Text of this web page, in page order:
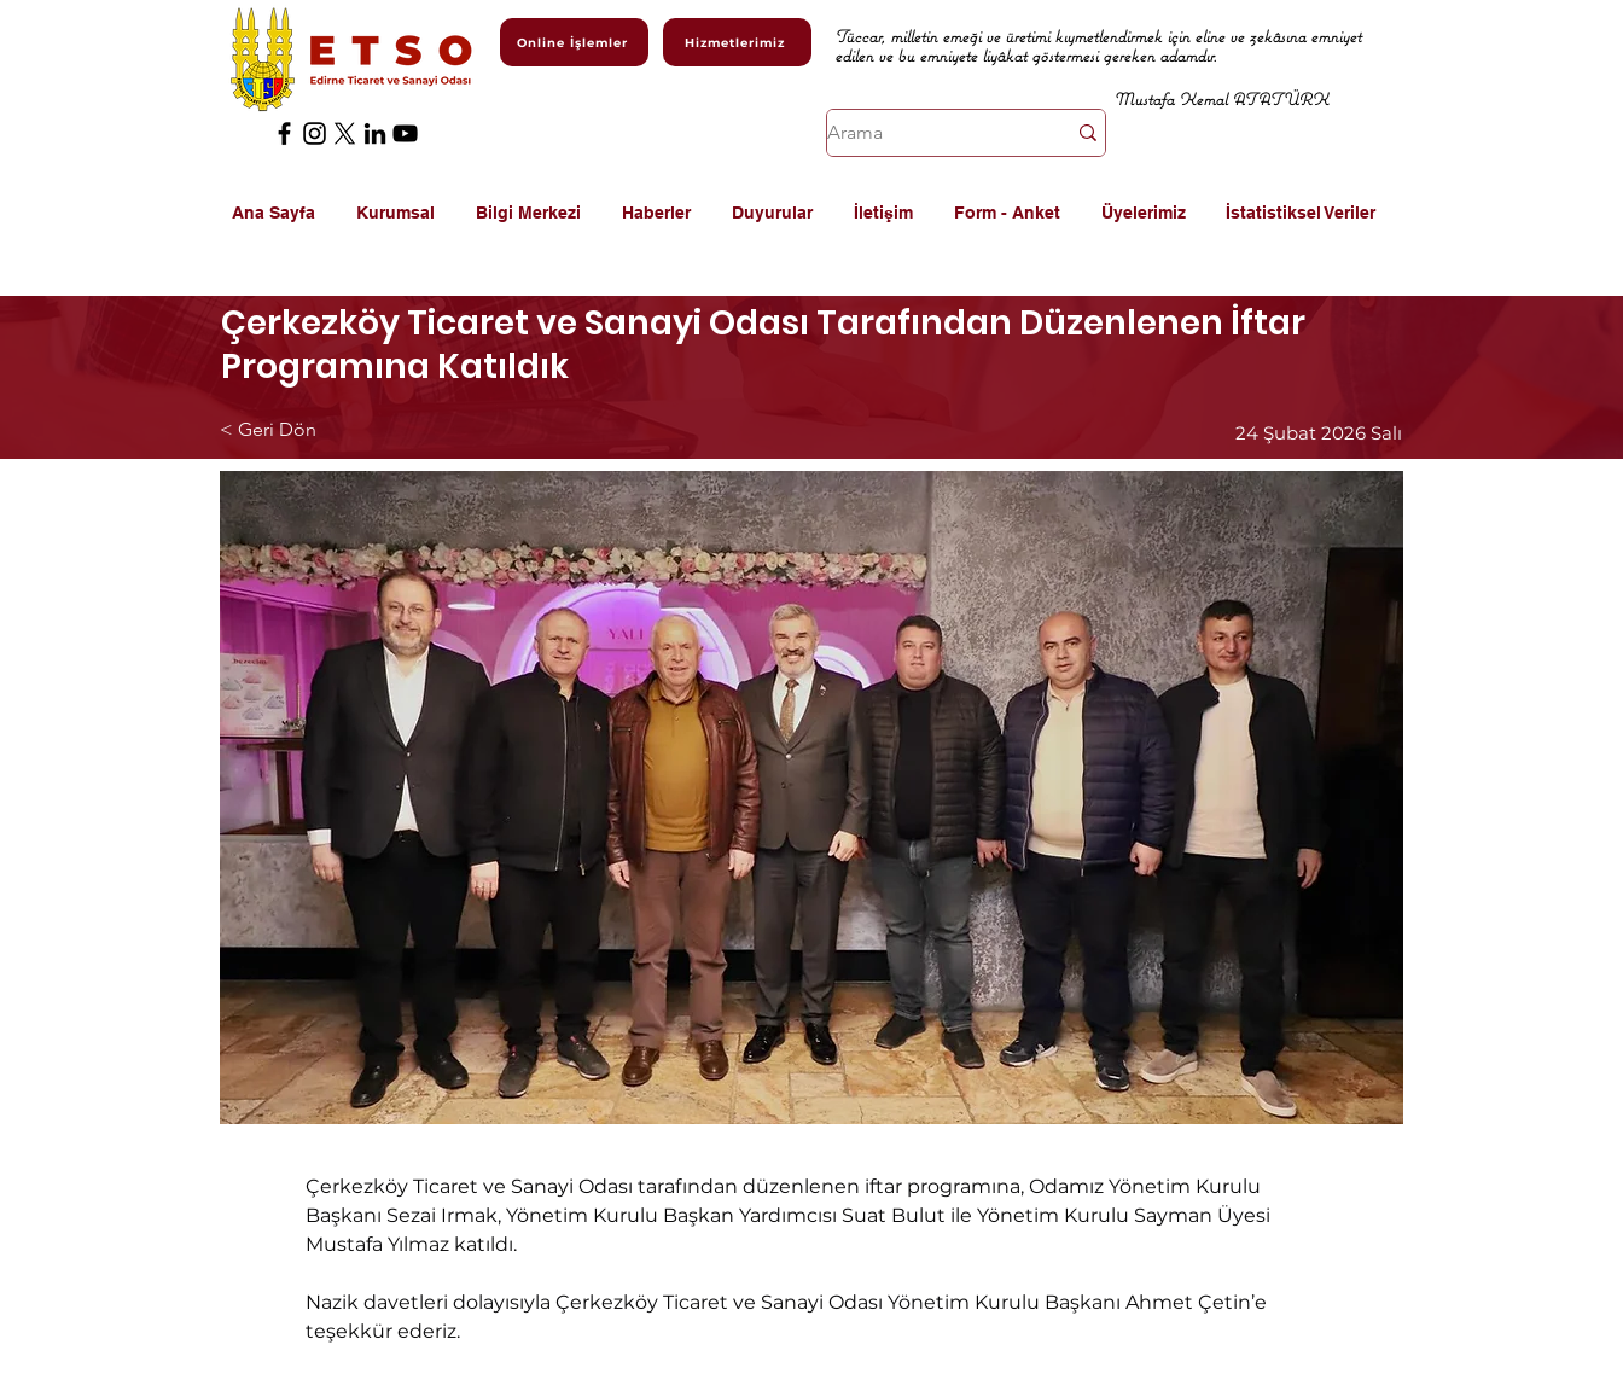
Online İşlemler Hizmetlerimiz
Tüccar, milletin emeği ve üretimi kıymetlendirmek için eline ve zekâsına emniyet
edilen ve bu emniyete liyâkat göstermesi gereken adamdır.
Mustafa Kemal ATATÜRK
Ana Sayfa Kurumsal Bilgi Merkezi Haberler Duyurular İletişim Form - Anket Üyelerimiz İstatistiksel Veriler
Çerkezköy Ticaret ve Sanayi Odası Tarafından Düzenlenen İftar
Programına Katıldık
< Geri Dön 24 Şubat 2026 Salı
Çerkezköy Ticaret ve Sanayi Odası tarafından düzenlenen iftar programına, Odamız Yönetim Kurulu
Başkanı Sezai Irmak, Yönetim Kurulu Başkan Yardımcısı Suat Bulut ile Yönetim Kurulu Sayman Üyesi
Mustafa Yılmaz katıldı.
Nazik davetleri dolayısıyla Çerkezköy Ticaret ve Sanayi Odası Yönetim Kurulu Başkanı Ahmet Çetin’e
teşekkür ederiz.